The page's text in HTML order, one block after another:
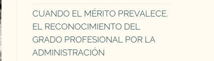
CUANDO EL MÉRITO PREVALECE.
EL RECONOCIMIENTO DEL
GRADO PROFESIONAL POR LA
ADMINISTRACIÓN